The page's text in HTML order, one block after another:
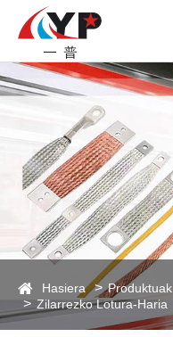
Hasiera Produktuak
Zilarrezko Lotura-Haria